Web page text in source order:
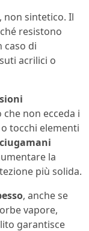
, non sintetico. Il
resistono
caso di
acrilici o
non ecceda i
tocchi elementi
la
più solida.
, anche se
vapore,
garantisce